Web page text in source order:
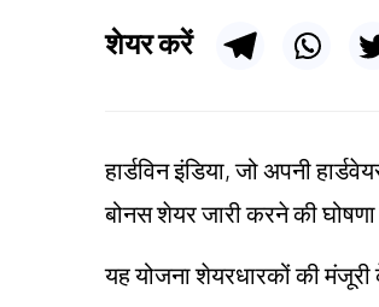
शेयर करें
हार्डविन इंडिया, जो अपनी
बोनस शेयर जारी करने की
यह योजना शेयरधारकों की